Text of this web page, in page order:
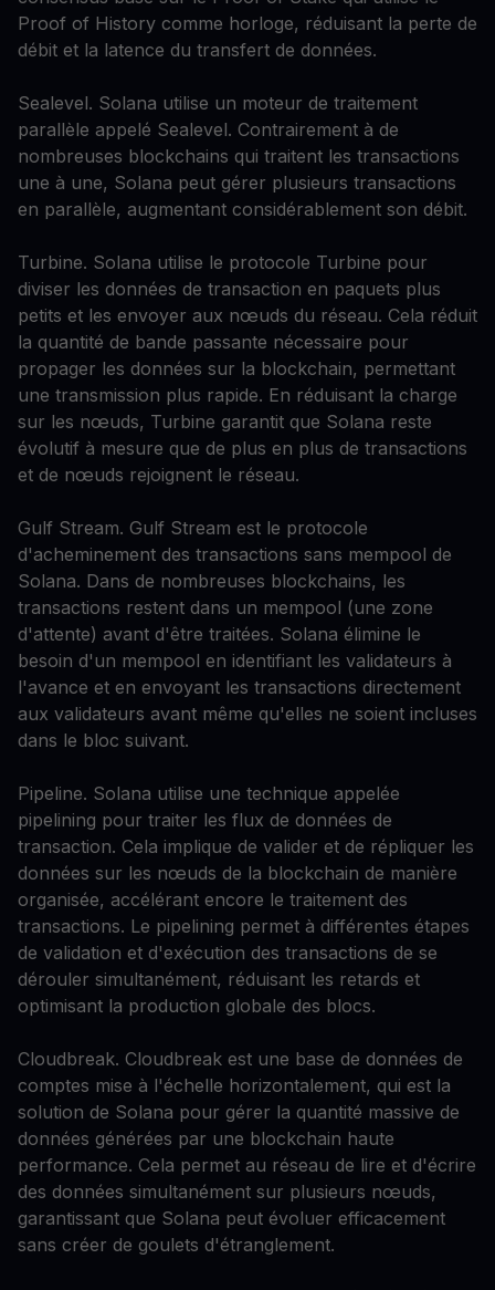
Proof of History comme horloge, réduisant la perte de
débit et la latence du transfert de données.
Sealevel. Solana utilise un moteur de traitement
parallèle appelé Sealevel. Contrairement à de
nombreuses blockchains qui traitent les transactions
une à une, Solana peut gérer plusieurs transactions
en parallèle, augmentant considérablement son débit.
Turbine. Solana utilise le protocole Turbine pour
diviser les données de transaction en paquets plus
petits et les envoyer aux nœuds du réseau. Cela réduit
la quantité de bande passante nécessaire pour
propager les données sur la blockchain, permettant
une transmission plus rapide. En réduisant la charge
sur les nœuds, Turbine garantit que Solana reste
évolutif à mesure que de plus en plus de transactions
et de nœuds rejoignent le réseau.
Gulf Stream. Gulf Stream est le protocole
d'acheminement des transactions sans mempool de
Solana. Dans de nombreuses blockchains, les
transactions restent dans un mempool (une zone
d'attente) avant d'être traitées. Solana élimine le
besoin d'un mempool en identifiant les validateurs à
l'avance et en envoyant les transactions directement
aux validateurs avant même qu'elles ne soient incluses
dans le bloc suivant.
Pipeline. Solana utilise une technique appelée
pipelining pour traiter les flux de données de
transaction. Cela implique de valider et de répliquer les
données sur les nœuds de la blockchain de manière
organisée, accélérant encore le traitement des
transactions. Le pipelining permet à différentes étapes
de validation et d'exécution des transactions de se
dérouler simultanément, réduisant les retards et
optimisant la production globale des blocs.
Cloudbreak. Cloudbreak est une base de données de
comptes mise à l'échelle horizontalement, qui est la
solution de Solana pour gérer la quantité massive de
données générées par une blockchain haute
performance. Cela permet au réseau de lire et d'écrire
des données simultanément sur plusieurs nœuds,
garantissant que Solana peut évoluer efficacement
sans créer de goulets d'étranglement.